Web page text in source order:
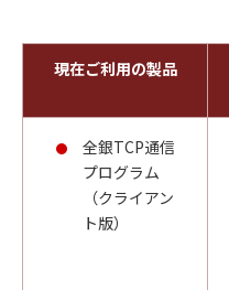
現在ご利用の製品
全銀TCP通信
プログラム
（クライアン
ト版）